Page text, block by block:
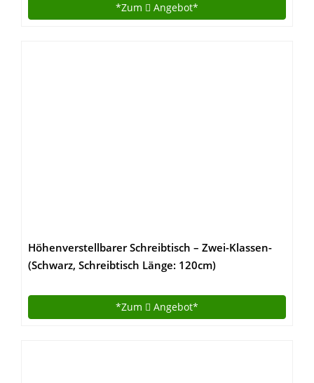
*Zum Angebot*
Höhenverstellbarer Schreibtisch – Zwei-Klassen-
(Schwarz, Schreibtisch Länge: 120cm)
*Zum Angebot*